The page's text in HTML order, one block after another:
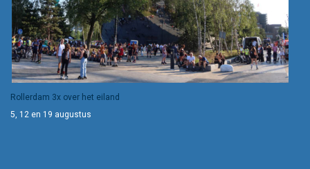
Rollerdam 3x over het eiland
5, 12 en 19 augustus